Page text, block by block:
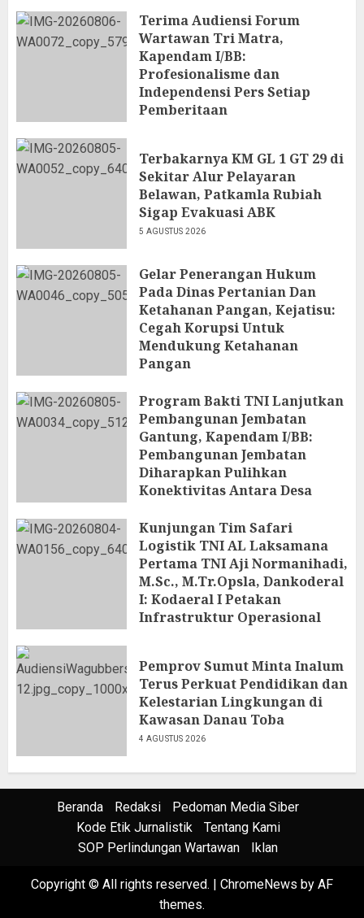
Terima Audiensi Forum
Wartawan Tri Matra,
Kapendam I/BB:
Profesionalisme dan
Independensi Pers Setiap
Pemberitaan
Terbakarnya KM GL 1 GT 29 di
Sekitar Alur Pelayaran
Belawan, Patkamla Rubiah
Sigap Evakuasi ABK
5 AGUSTUS 2026
Gelar Penerangan Hukum
Pada Dinas Pertanian Dan
Ketahanan Pangan, Kejatisu:
Cegah Korupsi Untuk
Mendukung Ketahanan
Pangan
Program Bakti TNI Lanjutkan
Pembangunan Jembatan
Gantung, Kapendam I/BB:
Pembangunan Jembatan
Diharapkan Pulihkan
Konektivitas Antara Desa
Kunjungan Tim Safari
Logistik TNI AL Laksamana
Pertama TNI Aji Normanihadi,
M.Sc., M.Tr.Opsla, Dankoderal
I: Kodaeral I Petakan
Infrastruktur Operasional
Pemprov Sumut Minta Inalum
Terus Perkuat Pendidikan dan
Kelestarian Lingkungan di
Kawasan Danau Toba
4 AGUSTUS 2026
Beranda Redaksi
Pedoman Media Siber
Kode Etik Jurnalistik
Tentang Kami
SOP Perlindungan Wartawan
Iklan
Copyright © All rights reserved. | ChromeNews by AF
themes.